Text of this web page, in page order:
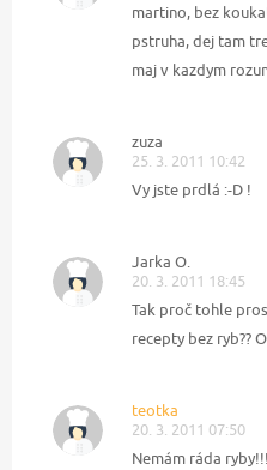
martino, bez
pstruha, dej tam
maj v kazdym
zuza
25. 3. 2011 10:42
Vy jste prdlá :-D !
Jarka O.
20. 3. 2011 18:45
Tak proč tohle
recepty bez ryb??
teotka
20. 3. 2011 07:50
Nemám ráda